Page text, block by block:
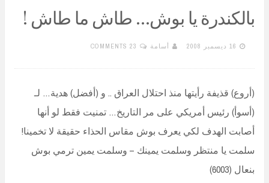
بالكندرة يا بوش… طاش ما طاش !
16 ديسمبر 2008 أسامة 23 COMMENTS
(أروع) قذيفة رأيتها منذ احتلال العراق .. و (أفضل) هدية… لـ
(أسوأ) رئيس أمريكي على مر التاريخ… تمنيت فقط لو أنها
أصابت الهدف لكي يعرف بوش مقاس الحذاء حقيقة لا تخمينا!
سلمت يا منتظر وسلمت يمينك – وسلمت يمين ترمي بوش
بنعال (6003)